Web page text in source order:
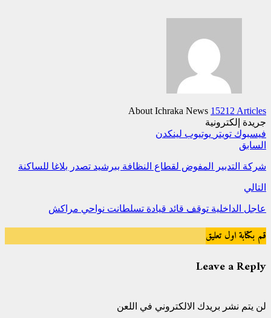
About Ichraka News 15212 Articles
جريدة إلكترونية
فيسبوك تويتر يوتيوب لينكدن
السابق
شركة التدبير المفوض لقطاع النظافة ببرشيد تصدر بلاغا للساكنة
التالي
عاجل الداخلية توقف قائد قيادة تسلطانت نواحي مراكش
قم بكتابة اول تعليق
Leave a Reply
لن يتم نشر بريدك الالكتروني في اللعن